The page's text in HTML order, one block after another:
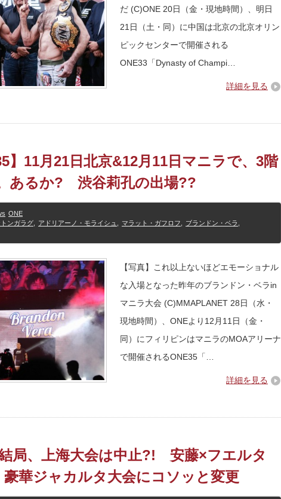
だ (C)ONE 20日（金・現地時間）、明日
21日（土・同）に中国は北京の北京オリン
ピックセンターで開催される
ONE33「Dynasty of Champi…
詳細を見る
】11月21日北京&12月11日マニラで、3階
あるか? 渋谷莉孔の出場??
ONE
ンガラグ
アドリアーノ・モライシュ マラット・ガフロフ ブランドン・ベラ
【写真】これ以上ないほどエモーショナル
な入場となった昨年のブランドン・ベラin
マニラ大会 (C)MMAPLANET 28日（水・
現地時間）、ONEより12月11日（金・
同）にフィリピンはマニラのMOAアリーナ
で開催されるONE35「…
詳細を見る
結局、上海大会は中止?! 安藤×フエルタ
豪華ジャカルタ大会にコソッと変更